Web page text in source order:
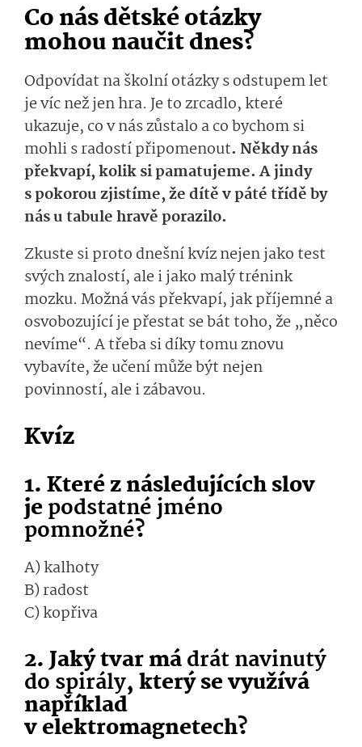
Co nás dětské otázky
mohou naučit dnes?
Odpovídat na školní otázky s odstupem let
je víc než jen hra. Je to zrcadlo, které
ukazuje, co v nás zůstalo a co bychom si
mohli s radostí připomenout. Někdy nás
překvapí, kolik si pamatujeme. A jindy
s pokorou zjistíme, že dítě v páté třídě by
nás u tabule hravě porazilo.
Zkuste si proto dnešní kvíz nejen jako test
svých znalostí, ale i jako malý trénink
mozku. Možná vás překvapí, jak příjemné a
osvobozující je přestat se bát toho, že „něco
nevíme“. A třeba si díky tomu znovu
vybavíte, že učení může být nejen
povinností, ale i zábavou.
Kvíz
1. Které z následujících slov
jepodstatné jméno
pomnožné?
A) kalhoty
B) radost
C) kopřiva
2. Jaký tvar mádrát navinutý
do spirály, který se využívá
například
v elektromagnetech?